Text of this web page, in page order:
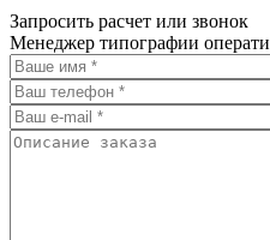
Запросить расчет или звонок
Менеджер типографии